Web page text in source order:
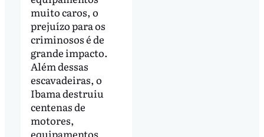
muito caros, o
prejuízo para os
criminosos é de
grande impacto.
Além dessas
escavadeiras, o
Ibama destruiu
centenas de
motores,
equipamentos